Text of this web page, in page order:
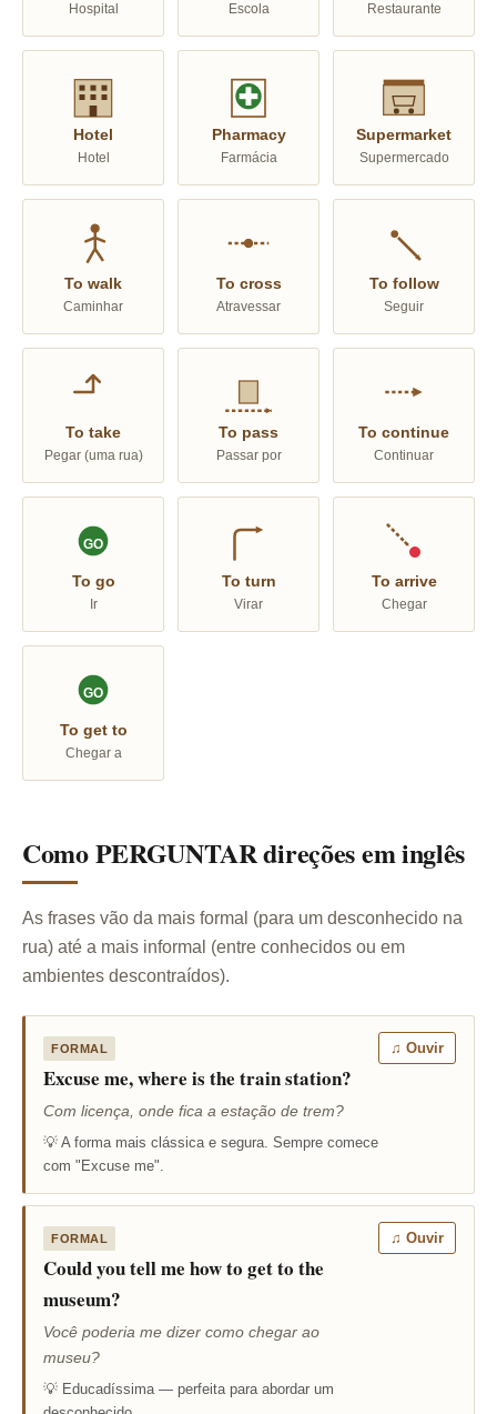
Hospital Escola Restaurante
Hotel
Hotel
Pharmacy
Farmácia
Supermarket
Supermercado
To walk
Caminhar
To cross
Atravessar
To follow
Seguir
To take
Pegar (uma rua)
To pass
Passar por
To continue
Continuar
GO
To go
Ir
To turn
Virar
To arrive
Chegar
GO
To get to
Chegar a
Como PERGUNTAR direções em inglês
As frases vão da mais formal (para um desconhecido na
rua) até a mais informal (entre conhecidos ou em
ambientes descontraídos).
FORMAL
Excuse me, where is the train station?
Com licença, onde fica a estação de trem?
💡 A forma mais clássica e segura. Sempre comece
com "Excuse me".
♫ Ouvir
FORMAL
Could you tell me how to get to the
museum?
Você poderia me dizer como chegar ao
museu?
💡 Educadíssima — perfeita para abordar um
♫ Ouvir